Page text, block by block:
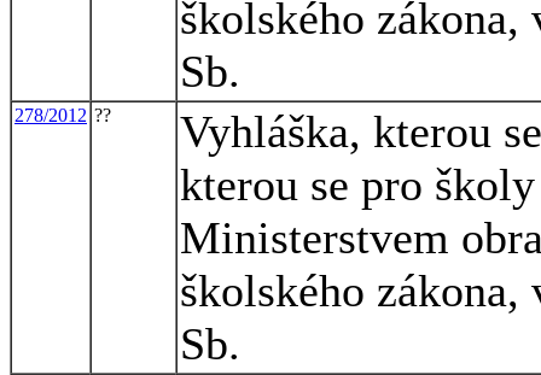
školského
Sb.
278/2012 ??
Vyhláška, kterou
kterou se pro
Ministerstvem
školského
Sb.